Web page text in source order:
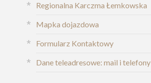
Regionalna Karczma Łemkowska
Mapka dojazdowa
Formularz Kontaktowy
Dane teleadresowe: mail i telefony